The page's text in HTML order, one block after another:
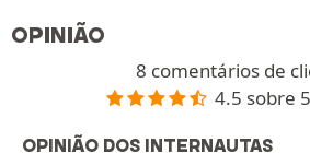
OPINIÃO
8 comentários de
4.5 sobre
OPINIÃO DOS INTERNAUTAS